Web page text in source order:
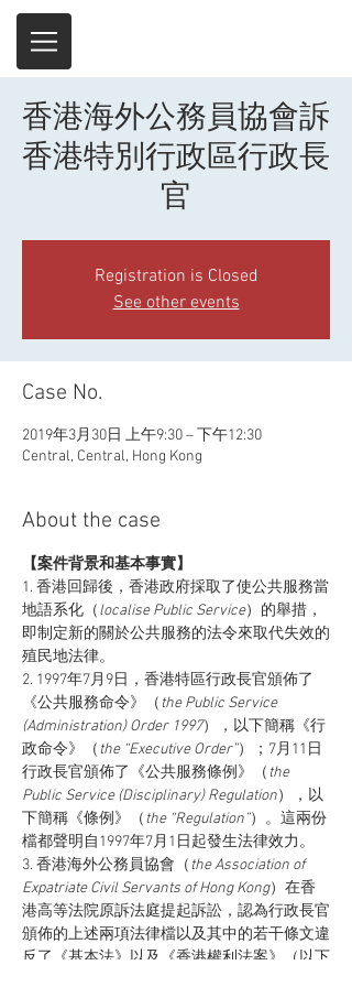
香港海外公務員協會訴
香港特別行政區行政長
官
Registration is Closed
See other events
Case No.
2019年3月30日 上午9:30 – 下午12:30
Central, Central, Hong Kong
About the case
【案件背景和基本事實】
1. 香港回歸後，香港政府採取了使公共服務當
地語系化（localise Public Service）的舉措，
即制定新的關於公共服務的法令來取代失效的
殖民地法律。
2. 1997年7月9日，香港特區行政長官頒佈了
《公共服務命令》（the Public Service
(Administration) Order 1997），以下簡稱《行
政命令》（the “Executive Order”）；7月11日
行政長官頒佈了《公共服務條例》（the
Public Service (Disciplinary) Regulation），以
下簡稱《條例》（the “Regulation”）。這兩份
檔都聲明自1997年7月1日起發生法律效力。
3. 香港海外公務員協會（the Association of
Expatriate Civil Servants of Hong Kong）在香
港高等法院原訴法庭提起訴訟，認為行政長官
頒佈的上述兩項法律檔以及其中的若干條文違
反了《基本法》以及《香港權利法案》（以下